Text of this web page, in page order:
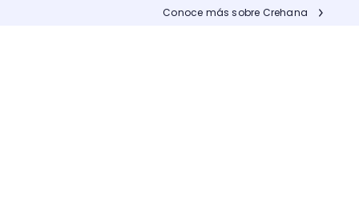
Conoce más sobre Crehana